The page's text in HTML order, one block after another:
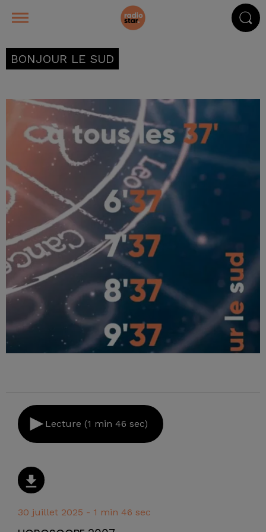
BONJOUR LE SUD
Lecture (1 min 46 sec)
30 juillet 2025 - 1 min 46 sec